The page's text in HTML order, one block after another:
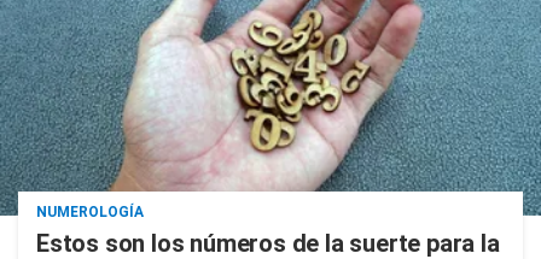
NUMEROLOGÍA
Estos son los números de la suerte para la